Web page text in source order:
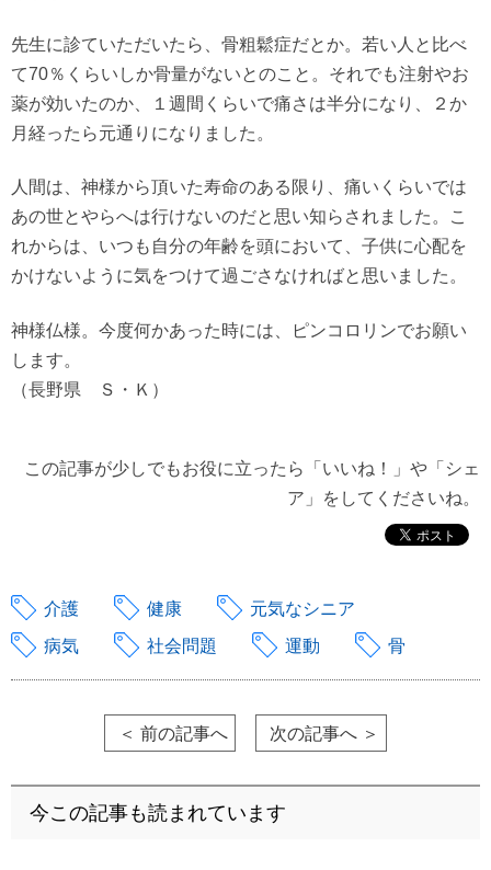
先生に診ていただいたら、骨粗鬆症だとか。若い人と比べ
て70％くらいしか骨量がないとのこと。それでも注射やお
薬が効いたのか、１週間くらいで痛さは半分になり、２か
月経ったら元通りになりました。
人間は、神様から頂いた寿命のある限り、痛いくらいでは
あの世とやらへは行けないのだと思い知らされました。こ
れからは、いつも自分の年齢を頭において、子供に心配を
かけないように気をつけて過ごさなければと思いました。
神様仏様。今度何かあった時には、ピンコロリンでお願い
します。
（長野県 Ｓ・Ｋ）
この記事が少しでもお役に立ったら「いいね！」や「シェ
ア」をしてくださいね。
介護 健康
元気なシニア
病気
社会問題 運動 骨
＜ 前の記事へ 次の記事へ ＞
今この記事も読まれています